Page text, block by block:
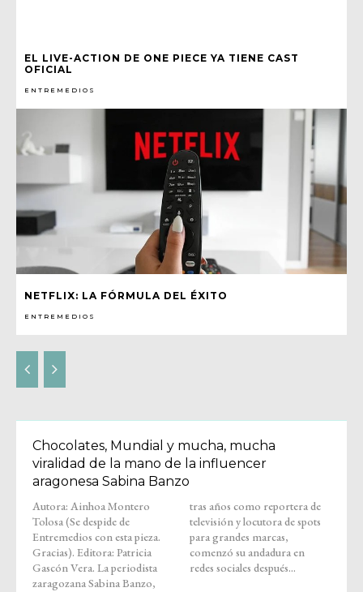
EL LIVE-ACTION DE ONE PIECE YA TIENE CAST
OFICIAL
ENTREMEDIOS
NETFLIX: LA FÓRMULA DEL ÉXITO
ENTREMEDIOS
Chocolates, Mundial y mucha, mucha
viralidad de la mano de la influencer
aragonesa Sabina Banzo
Autora: Ainhoa Montero
Tolosa (Se despide de
Entremedios con esta pieza.
Gracias). Editora: Patricia
Gascón Vera. La periodista
zaragozana Sabina Banzo,
tras años como reportera de
televisión y locutora de spots
para grandes marcas,
comenzó su andadura en
redes sociales después...